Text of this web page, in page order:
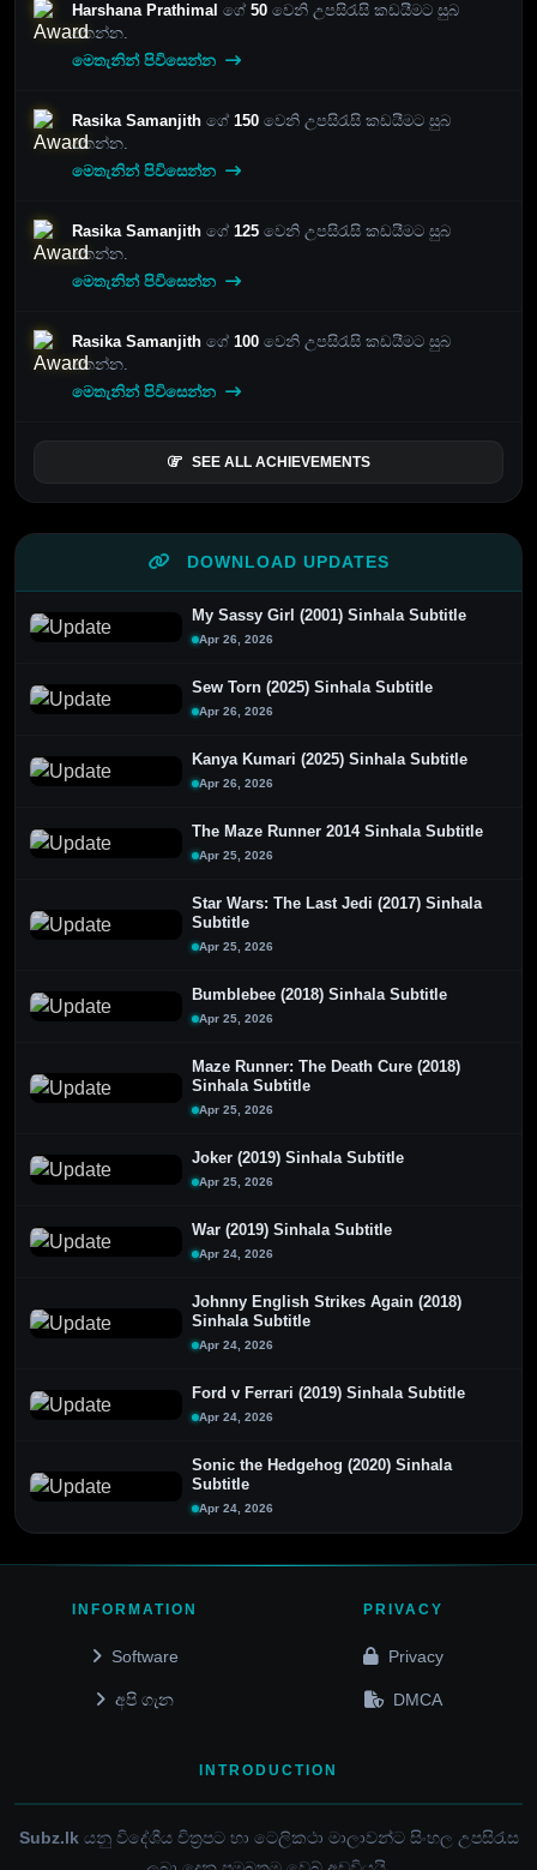
Harshana Prathimal ගේ 50 වෙනි උපසිරැසි කඩයීමට සුබ
පතන්න.
මෙතැනින් පිවිසෙන්න
Rasika Samanjith ගේ 150 වෙනි උපසිරැසි කඩයීමට සුබ
පතන්න.
මෙතැනින් පිවිසෙන්න
Rasika Samanjith ගේ 125 වෙනි උපසිරැසි කඩයීමට සුබ
පතන්න.
මෙතැනින් පිවිසෙන්න
Rasika Samanjith ගේ 100 වෙනි උපසිරැසි කඩයීමට සුබ
පතන්න.
මෙතැනින් පිවිසෙන්න
SEE ALL ACHIEVEMENTS
DOWNLOAD UPDATES
My Sassy Girl (2001) Sinhala Subtitle
Apr 26, 2026
Sew Torn (2025) Sinhala Subtitle
Apr 26, 2026
Kanya Kumari (2025) Sinhala Subtitle
Apr 26, 2026
The Maze Runner 2014 Sinhala Subtitle
Apr 25, 2026
Star Wars: The Last Jedi (2017) Sinhala
Subtitle
Apr 25, 2026
Bumblebee (2018) Sinhala Subtitle
Apr 25, 2026
Maze Runner: The Death Cure (2018)
Sinhala Subtitle
Apr 25, 2026
Joker (2019) Sinhala Subtitle
Apr 25, 2026
War (2019) Sinhala Subtitle
Apr 24, 2026
Johnny English Strikes Again (2018)
Sinhala Subtitle
Apr 24, 2026
Ford v Ferrari (2019) Sinhala Subtitle
Apr 24, 2026
Sonic the Hedgehog (2020) Sinhala
Subtitle
Apr 24, 2026
INFORMATION
Software
අපි ගැන
PRIVACY
Privacy
DMCA
INTRODUCTION
Subz.lk යනු විදේශීය චිත්‍රපට හා ටෙලිකථා මාලාවන්ට සිංහල උපසිරැස